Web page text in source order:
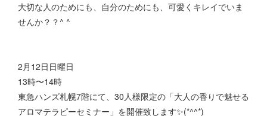
大切な人のためにも、自分のためにも、可愛くキレイでいま
せんか？？^ ^
2月12日日曜日
13時〜14時
東急ハンズ札幌7階にて、30人様限定の「大人の香りで魅せる
アロマテラピーセミナー」を開催致します✨(*^^*)